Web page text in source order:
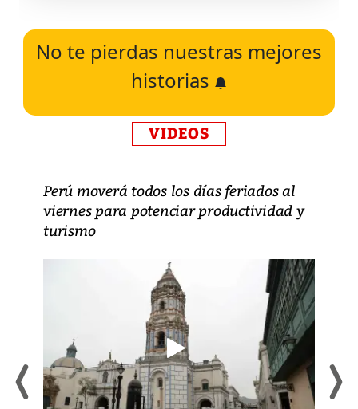
No te pierdas nuestras mejores
historias
VIDEOS
Perú moverá todos los días feriados al
viernes para potenciar productividad y
turismo